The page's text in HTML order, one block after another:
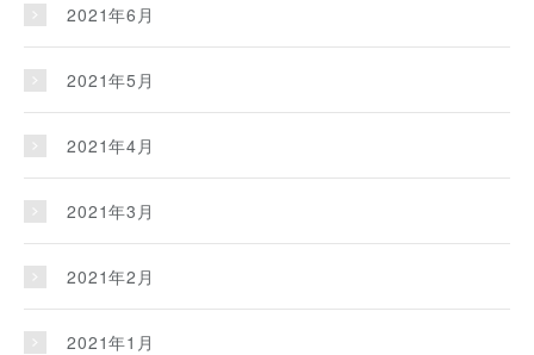
2021年6月
2021年5月
2021年4月
2021年3月
2021年2月
2021年1月